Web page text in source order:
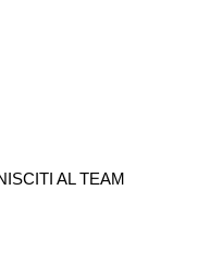
AL TEAM